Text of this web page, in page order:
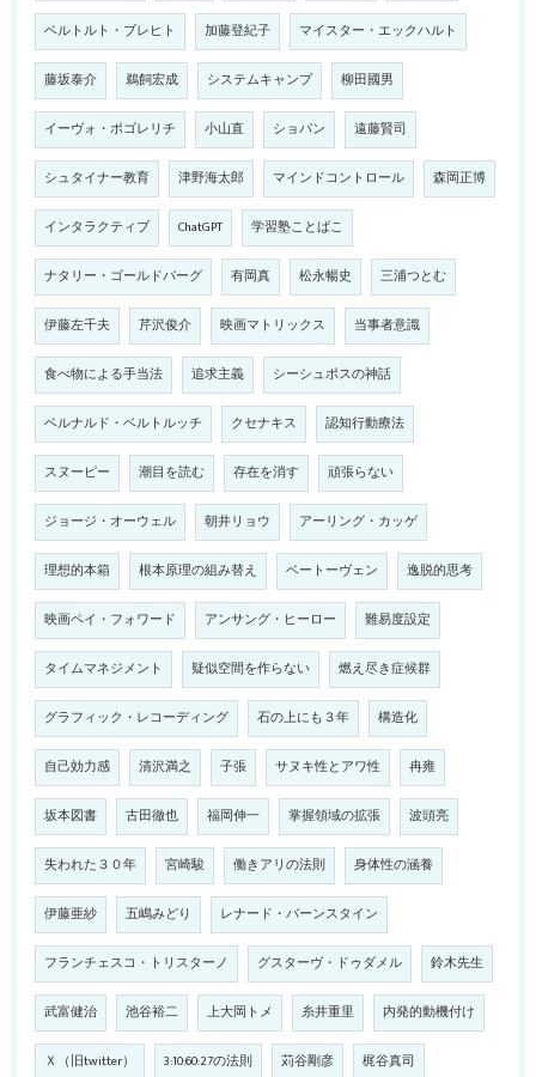
ベルトルト・ブレヒト 加藤登紀子 マイスター・エックハルト
藤坂泰介 鵜飼宏成 システムキャンプ 柳田國男
イーヴォ・ポゴレリチ 小山直 ショパン 遠藤賢司
シュタイナー教育 津野海太郎 マインドコントロール 森岡正博
インタラクティブ ChatGPT 学習塾ことばこ
ナタリー・ゴールドバーグ 有岡真 松永暢史 三浦つとむ
伊藤左千夫 芹沢俊介 映画マトリックス 当事者意識
食べ物による手当法 追求主義 シーシュポスの神話
ベルナルド・ベルトルッチ クセナキス 認知行動療法
スヌーピー 潮目を読む 存在を消す 頑張らない
ジョージ・オーウェル 朝井リョウ アーリング・カッゲ
理想的本箱 根本原理の組み替え ベートーヴェン 逸脱的思考
映画ペイ・フォワード アンサング・ヒーロー 難易度設定
タイムマネジメント 疑似空間を作らない 燃え尽き症候群
グラフィック・レコーディング 石の上にも３年 構造化
自己効力感 清沢満之 子張 サヌキ性とアワ性 冉雍
坂本図書 古田徹也 福岡伸一 掌握領域の拡張 波頭亮
失われた３０年 宮崎駿 働きアリの法則 身体性の涵養
伊藤亜紗 五嶋みどり レナード・バーンスタイン
フランチェスコ・トリスターノ グスターヴ・ドゥダメル 鈴木先生
武富健治 池谷裕二 上大岡トメ 糸井重里 内発的動機付け
Ｘ（旧twitter） 3:10:60:27の法則 苅谷剛彦 梶谷真司